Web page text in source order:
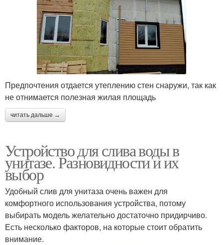
Предпочтения отдается утеплению стен снаружи, так как
не отнимается полезная жилая площадь
читать дальше →
Устройство для слива воды в
унитазе. Разновидности и их
выбор
Удобный слив для унитаза очень важен для
комфортного использования устройства, потому
выбирать модель желательно достаточно придирчиво.
Есть несколько факторов, на которые стоит обратить
внимание.